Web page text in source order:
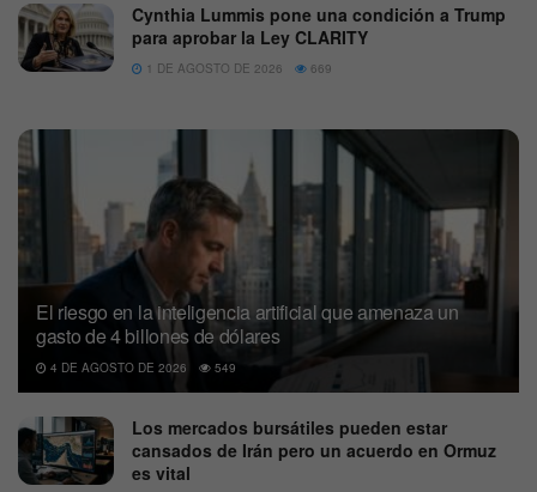
Cynthia Lummis pone una condición a Trump
para aprobar la Ley CLARITY
1 DE AGOSTO DE 2026 669
El riesgo en la inteligencia artificial que amenaza un
gasto de 4 billones de dólares
4 DE AGOSTO DE 2026 549
Los mercados bursátiles pueden estar
cansados de Irán pero un acuerdo en Ormuz
es vital